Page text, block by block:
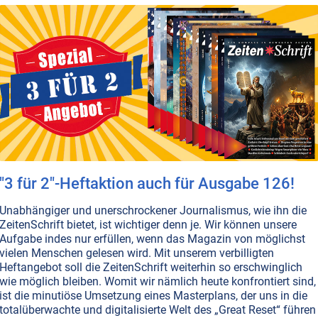
NR. 97, S.13 GESUNDHEIT HEILUNG MEDIZIN
sanftere MMS
Flüssigkeit bekämpft in unserem Körper
Bakterien, Pilze, Krankheitserreger, Algen und sogar
Art – doch sie ist seit Langem bloß als gutes und
Mittel zur Trinkwasseraufbereitung zugelassen.
geht es nicht um MMS, sondern um die angenehmere
CDL!Weiterlesen...
ÜBERSÄUERUNG
verträglich“
wie vielseitig die Substanz MMS bei
werden kann. Vermehrt hört und liest man aus
Krebsheilungen dank MMS. Wir wollten es genau
der seit Jahren Krebskranke mit MMS behandelt.
"3 für 2"-Heftaktion auch für Ausgabe 126!
Unabhängiger und unerschrockener Journalismus, wie ihn die
ZeitenSchrift bietet, ist wichtiger denn je. Wir können unsere
Aufgabe indes nur erfüllen, wenn das Magazin von möglichst
vielen Menschen gelesen wird. Mit unserem verbilligten
Heftangebot soll die ZeitenSchrift weiterhin so erschwinglich
wie möglich bleiben. Womit wir nämlich heute konfrontiert sind,
ist die minutiöse Umsetzung eines Masterplans, der uns in die
totalüberwachte und digitalisierte Welt des „Great Reset“ führen